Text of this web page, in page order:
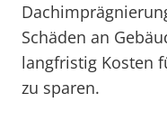
Schäden an
langfristig Kosten
zu sparen.